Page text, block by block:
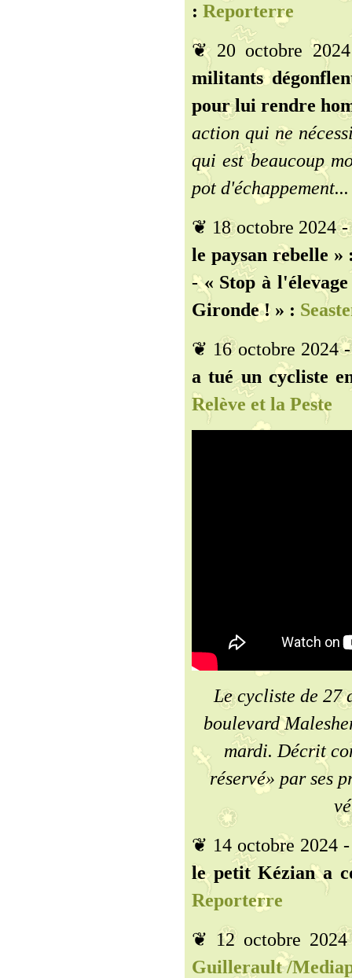
: Reporterre
❦ 20 octobre
militants
pour lui rendre
action qui ne
qui est beaucoup
pot d'échappement...
❦ 18 octobre 2024 -
le paysan rebelle »
-« Stop à
Gironde ! » :
❦ 16 octobre 2024
a tué un cycliste
Relève et la Peste
Le cycliste de 27
boulevard
mardi. Décrit
réservé» par ses
❦ 14 octobre 2024
le petit Kézian a
Reporterre
❦ 12 octobre
Guillerault /